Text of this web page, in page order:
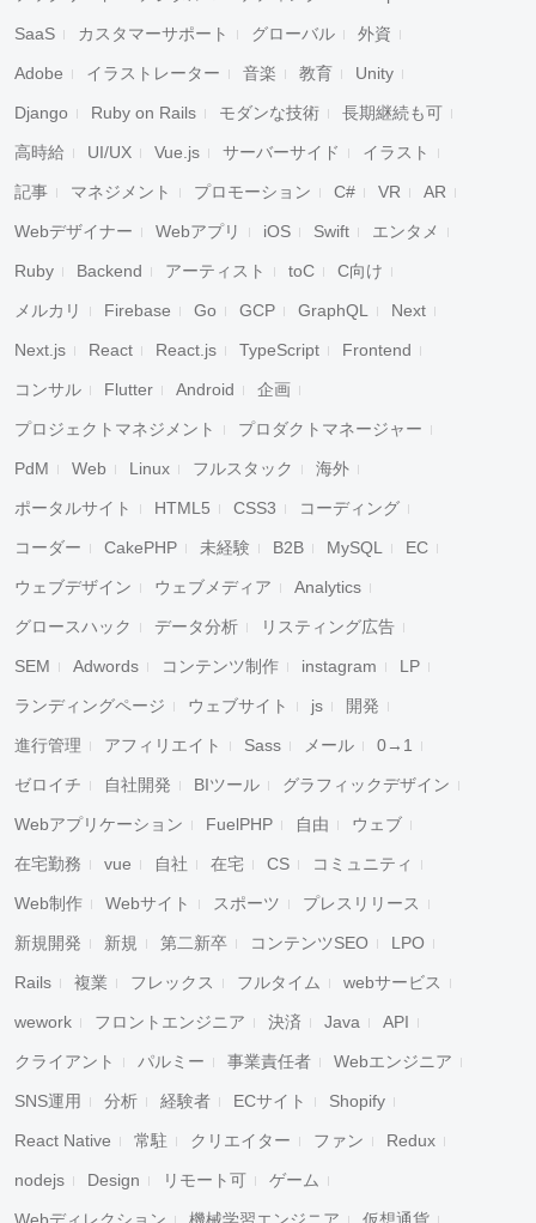
SaaS カスタマーサポート グローバル 外資
Adobe イラストレーター 音楽 教育 Unity
Django Ruby on Rails モダンな技術 長期継続も可
高時給 UI/UX Vue.js サーバーサイド イラスト
記事 マネジメント プロモーション C# VR AR
Webデザイナー Webアプリ iOS Swift エンタメ
Ruby Backend アーティスト toC C向け
メルカリ Firebase Go GCP GraphQL Next
Next.js React React.js TypeScript Frontend
コンサル Flutter Android 企画
プロジェクトマネジメント プロダクトマネージャー
PdM Web Linux フルスタック 海外
ポータルサイト HTML5 CSS3 コーディング
コーダー CakePHP 未経験 B2B MySQL EC
ウェブデザイン ウェブメディア Analytics
グロースハック データ分析 リスティング広告
SEM Adwords コンテンツ制作 instagram LP
ランディングページ ウェブサイト js 開発
進行管理 アフィリエイト Sass メール 0→1
ゼロイチ 自社開発 BIツール グラフィックデザイン
Webアプリケーション FuelPHP 自由 ウェブ
在宅勤務 vue 自社 在宅 CS コミュニティ
Web制作 Webサイト スポーツ プレスリリース
新規開発 新規 第二新卒 コンテンツSEO LPO
Rails 複業 フレックス フルタイム webサービス
wework フロントエンジニア 決済 Java API
クライアント パルミー 事業責任者 Webエンジニア
SNS運用 分析 経験者 ECサイト Shopify
React Native 常駐 クリエイター ファン Redux
nodejs Design リモート可 ゲーム